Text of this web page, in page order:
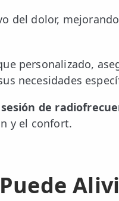
del dolor,
personalizado,
necesidades
sesión de
y el confort.